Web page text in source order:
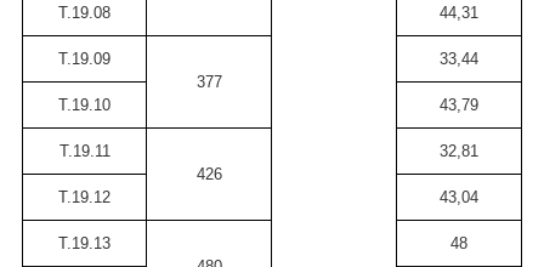
Т.19.08 44,31
Т.19.09
377
33,44
Т.19.10 43,79
Т.19.11
426
32,81
Т.19.12 43,04
Т.19.13
48